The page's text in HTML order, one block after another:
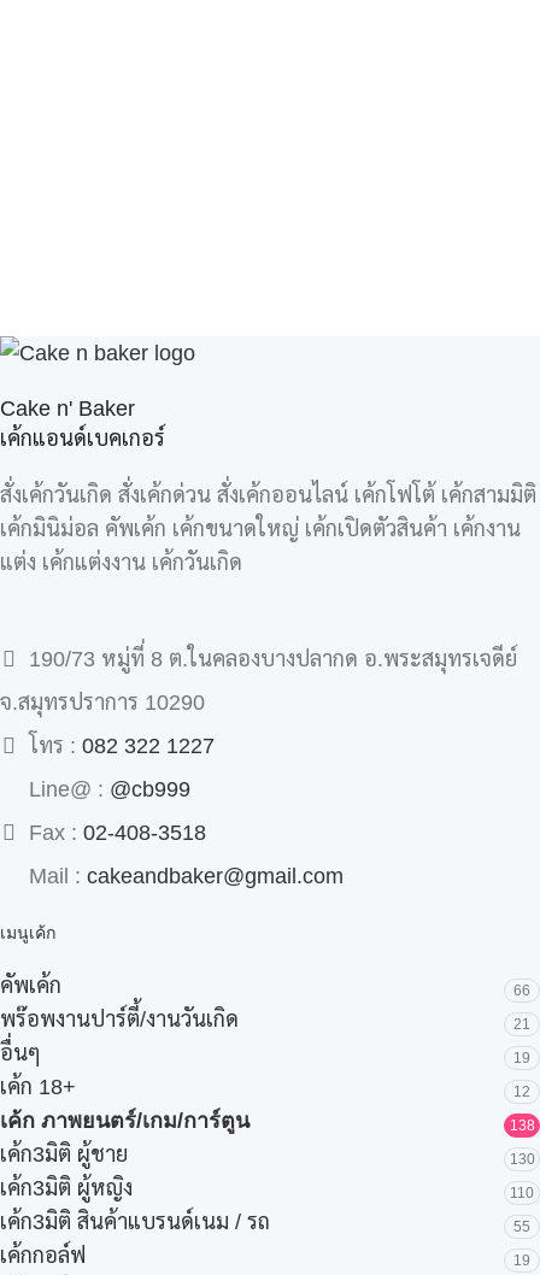
Cake n' Baker
เค้กแอนด์เบคเกอร์
สั่งเค้กวันเกิด สั่งเค้กด่วน สั่งเค้กออนไลน์ เค้กโฟโต้ เค้กสามมิติ
เค้กมินิม่อล คัพเค้ก เค้กขนาดใหญ่ เค้กเปิดตัวสินค้า เค้กงาน
แต่ง เค้กแต่งงาน เค้กวันเกิด
190/73 หมู่ที่ 8 ต.ในคลองบางปลากด อ.พระสมุทรเจดีย์
จ.สมุทรปราการ 10290
โทร : 082 322 1227
Line@ : @cb999
Fax : 02-408-3518
Mail : cakeandbaker@gmail.com
เมนูเค้ก
คัพเค้ก 66
พร๊อพงานปาร์ตี้/งานวันเกิด 21
อื่นๆ 19
เค้ก 18+ 12
เค้ก ภาพยนตร์/เกม/การ์ตูน 138
เค้ก3มิติ ผู้ชาย 130
เค้ก3มิติ ผู้หญิง 110
เค้ก3มิติ สินค้าแบรนด์เนม / รถ 55
เค้กกอล์ฟ 19